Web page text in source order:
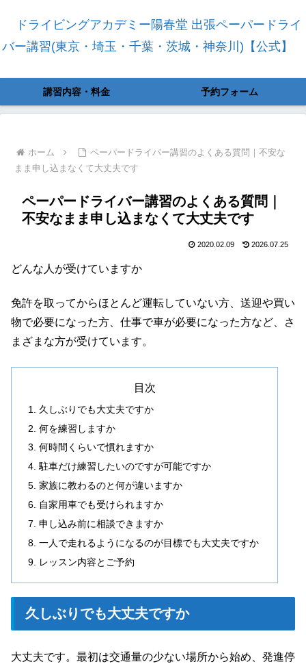
ドライビングアカデミー陽春堂 出張ペーパードライ
バー講習(東京・埼玉・千葉・茨城・神奈川)【公式】
講習内容・料金 予約フォーム
ホーム
ペーパードライバー講習のよくある質問｜不安な
まま申し込まなくて大丈夫です
ペーパードライバー講習のよくある質問｜
不安なまま申し込まなくて大丈夫です
2020.02.09 2026.07.25
どんな人が受けていますか
免許を取ってからほとんど運転していない方、送迎や買い
物で必要になった方、仕事で車が必要になった方など、さ
まざまな方が受けています。
目次
久しぶりでも大丈夫ですか
何を練習しますか
何時間くらいで慣れますか
駐車だけ練習したいのですが可能ですか
家族に教わるのと何が違いますか
自家用車でも受けられますか
申し込み前に相談できますか
一人で走れるようになるのが目標でも大丈夫ですか
レッスン内容とご予約
久しぶりでも大丈夫ですか
大丈夫です。最初は交通量の少ない場所から始め、発進停